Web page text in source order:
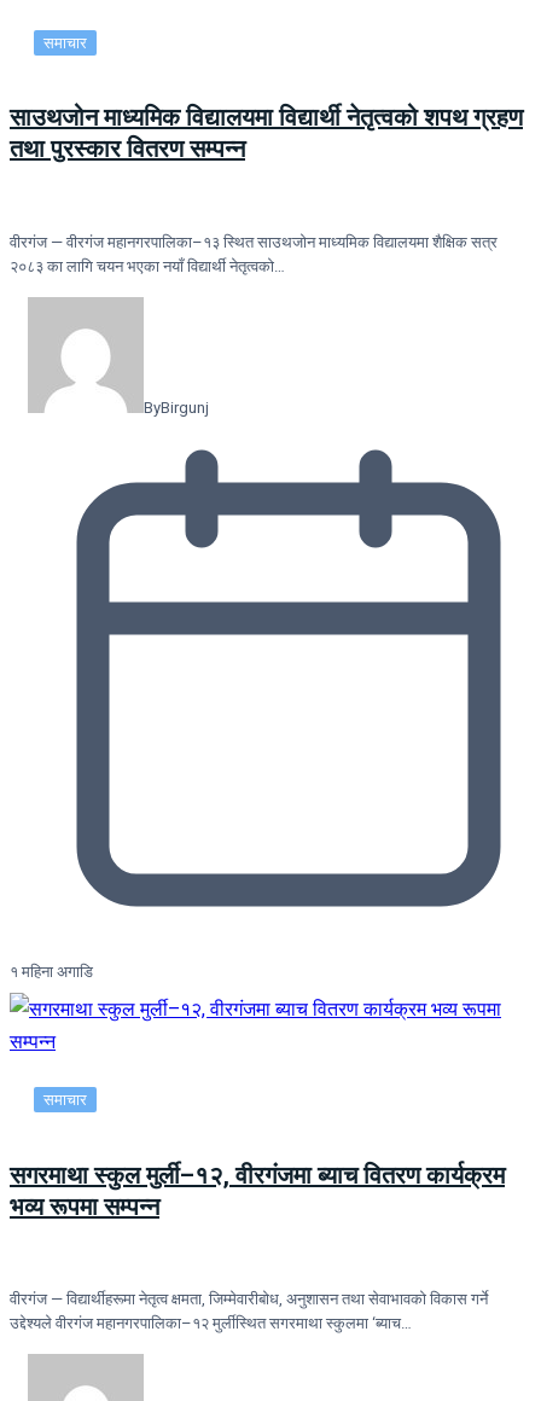
समाचार
साउथजोन माध्यमिक विद्यालयमा विद्यार्थी नेतृत्वको शपथ ग्रहण
तथा पुरस्कार वितरण सम्पन्न
वीरगंज — वीरगंज महानगरपालिका–१३ स्थित साउथजोन माध्यमिक विद्यालयमा शैक्षिक सत्र
२०८३ का लागि चयन भएका नयाँ विद्यार्थी नेतृत्वको…
ByBirgunj
१ महिना अगाडि
समाचार
सगरमाथा स्कुल मुर्ली–१२, वीरगंजमा ब्याच वितरण कार्यक्रम
भव्य रूपमा सम्पन्न
वीरगंज — विद्यार्थीहरूमा नेतृत्व क्षमता, जिम्मेवारीबोध, अनुशासन तथा सेवाभावको विकास गर्ने
उद्देश्यले वीरगंज महानगरपालिका–१२ मुर्लीस्थित सगरमाथा स्कुलमा ‘ब्याच…